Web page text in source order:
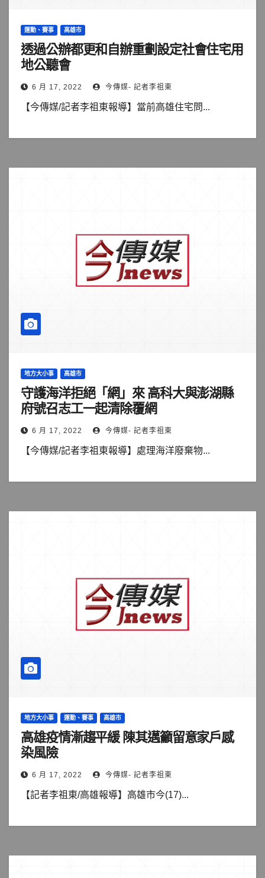
運動、賽事 高雄市
透過公辦都更和自辦重劃設定社會住宅用
地公聽會
6 月 17, 2022 今傳媒- 記者李祖東
【今傳媒/記者李祖東報導】當前高雄住宅問...
地方大小事 高雄市
守護海洋拒絕「網」來 高科大與澎湖縣
府號召志工一起清除覆網
6 月 17, 2022 今傳媒- 記者李祖東
【今傳媒/記者李祖東報導】處理海洋廢棄物...
地方大小事 運動、賽事 高雄市
高雄疫情漸趨平緩 陳其邁籲留意家戶感
染風險
6 月 17, 2022 今傳媒- 記者李祖東
【記者李祖東/高雄報導】高雄市今(17)...